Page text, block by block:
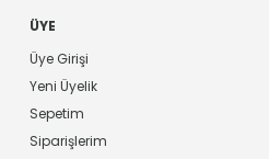
ÜYE
Üye Girişi
Yeni Üyelik
Sepetim
Siparişlerim